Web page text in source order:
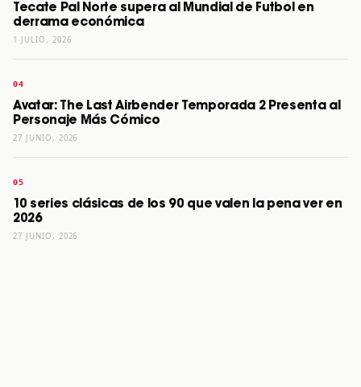
Tecate Pal Norte supera al Mundial de Futbol en
derrama económica
1 JULIO, 2026
Avatar: The Last Airbender Temporada 2 Presenta al
Personaje Más Cómico
27 JUNIO, 2026
10 series clásicas de los 90 que valen la pena ver en
2026
27 JUNIO, 2026